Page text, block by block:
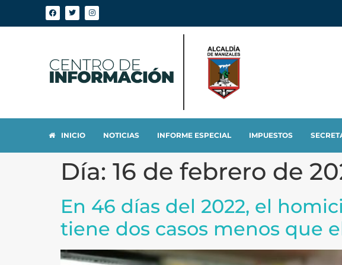
INICIO NOTICIAS INFORME ESPECIAL IMPUESTOS
Día: 16 de febrero de
En 46 días del 2022, el
tiene dos casos menos que